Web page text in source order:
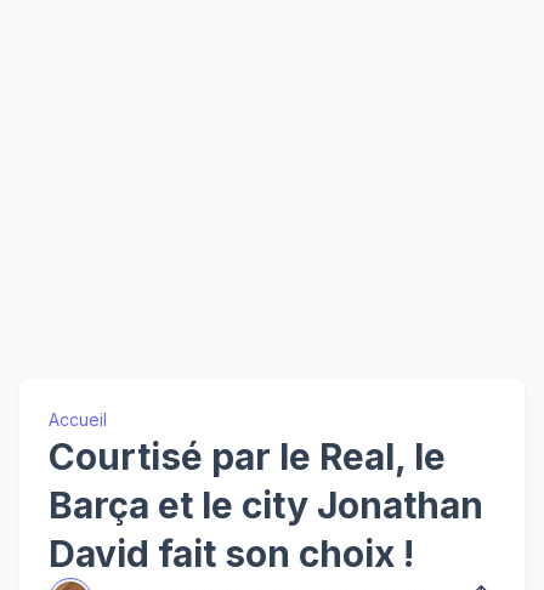
Accueil
Courtisé par le Real, le
Barça et le city Jonathan
David fait son choix !